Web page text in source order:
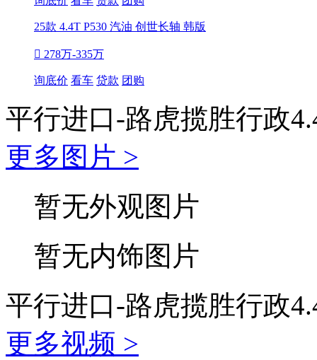
25款 4.4T P530 汽油 创世长轴 韩版
 278万-335万
询底价 看车 贷款 团购
平行进口-路虎揽胜行政
更多图片 >
暂无外观图片
暂无内饰图片
平行进口-路虎揽胜行政
更多视频 >